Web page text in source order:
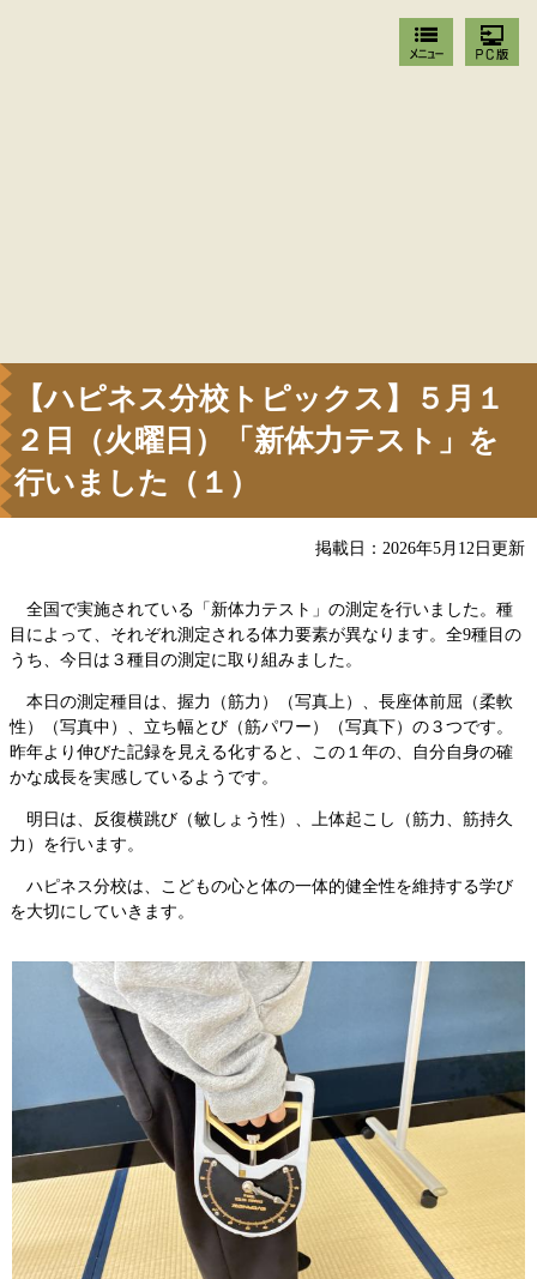
【ハピネス分校トピックス】５月１
２日（火曜日）「新体力テスト」を
行いました（１）
掲載日：2026年5月12日更新
全国で実施されている「新体力テスト」の測定を行いました。種
目によって、それぞれ測定される体力要素が異なります。全9種目の
うち、今日は３種目の測定に取り組みました。
本日の測定種目は、握力（筋力）（写真上）、長座体前屈（柔軟
性）（写真中）、立ち幅とび（筋パワー）（写真下）の３つです。
昨年より伸びた記録を見える化すると、この１年の、自分自身の確
かな成長を実感しているようです。
明日は、反復横跳び（敏しょう性）、上体起こし（筋力、筋持久
力）を行います。
ハピネス分校は、こどもの心と体の一体的健全性を維持する学び
を大切にしていきます。